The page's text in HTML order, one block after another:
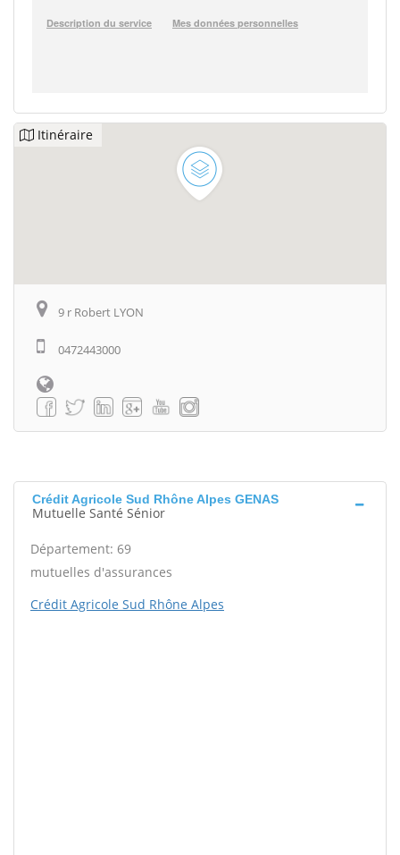
Itinéraire
9 r Robert LYON
0472443000
Crédit Agricole Sud Rhône Alpes GENAS
Mutuelle Santé Sénior
Département: 69
mutuelles d'assurances
Crédit Agricole Sud Rhône Alpes